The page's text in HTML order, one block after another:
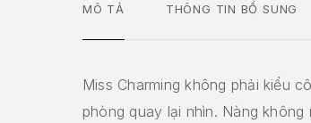
MÔ TẢ THÔNG TIN BỔ SUNG
Miss Charming không phải kiểu
phòng quay lại nhìn. Nàng